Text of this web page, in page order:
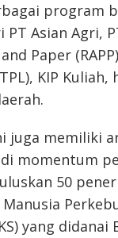
program
Asian Agri,
Paper
KIP Kuliah,
juga memiliki
momentum
50
yang didanai